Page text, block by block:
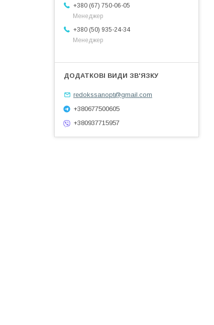
+380 (67) 750-06-05
Менеджер
+380 (50) 935-24-34
Менеджер
redokssanopt@gmail.com
+380677500605
+380937715957